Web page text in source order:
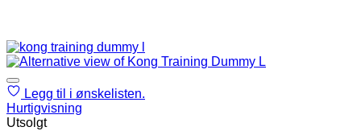
Legg til i ønskelisten.
Hurtigvisning
Utsolgt